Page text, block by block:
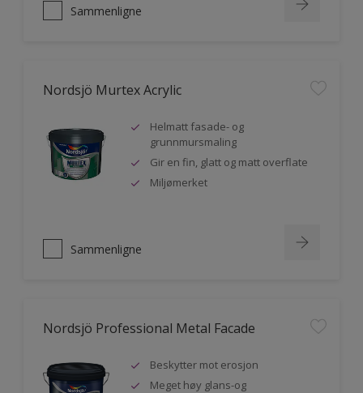
Sammenligne
Nordsjö Murtex Acrylic
Helmatt fasade- og
grunnmursmaling
Gir en fin, glatt og matt overflate
Miljømerket
Sammenligne
Nordsjö Professional Metal Facade
Beskytter mot erosjon
Meget høy glans-og